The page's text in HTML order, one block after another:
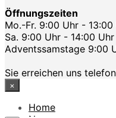
Öffnungszeiten
Mo.-Fr. 9:00 Uhr -
Sa. 9:00 Uhr - 14:00 Uhr
Adventssamstage 9:00
Sie erreichen uns
×
Home